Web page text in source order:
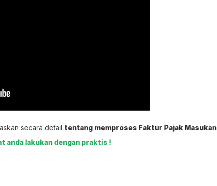
secara detail tentang memproses Faktur Pajak Masukan
anda lakukan dengan praktis !